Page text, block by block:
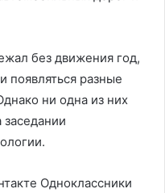
без движения год,
появляться разные
ни одна из них
Одноклассники